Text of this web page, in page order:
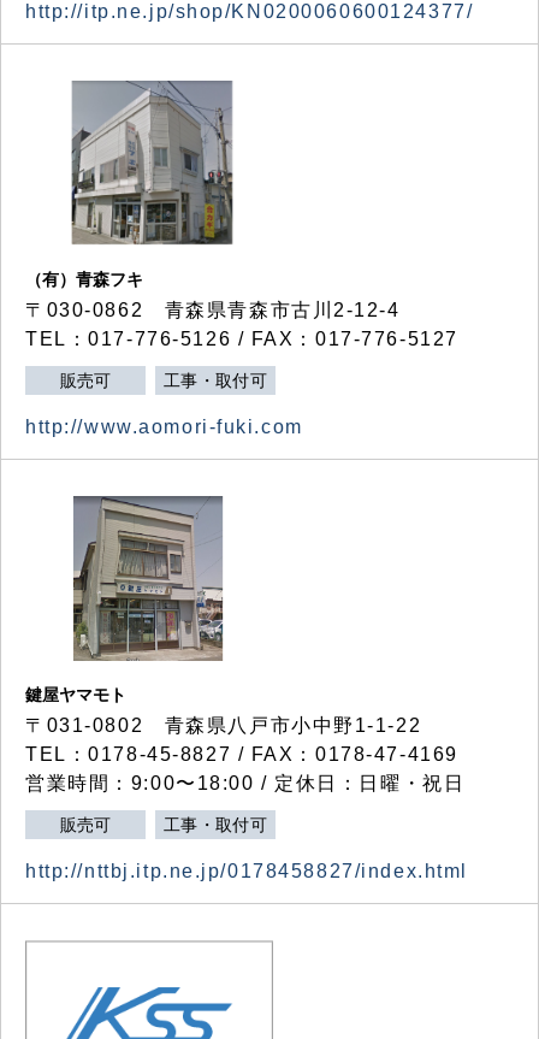
http://itp.ne.jp/shop/KN0200060600124377/
（有）青森フキ
〒030-0862 青森県青森市古川2-12-4
TEL：017-776-5126 / FAX：017-776-5127
販売可 工事・取付可
http://www.aomori-fuki.com
鍵屋ヤマモト
〒031-0802 青森県八戸市小中野1-1-22
TEL：0178-45-8827 / FAX：0178-47-4169
営業時間：9:00〜18:00 / 定休日：日曜・祝日
販売可 工事・取付可
http://nttbj.itp.ne.jp/0178458827/index.html